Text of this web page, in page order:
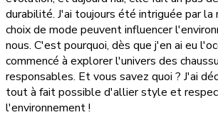
durabilité. J'ai toujours été intriguée par la
choix de mode peuvent influencer
nous. C'est pourquoi, dès que j'en ai eu
commencé à explorer l'univers des
responsables. Et vous savez quoi ? J'ai
tout à fait possible d'allier style et
l'environnement !